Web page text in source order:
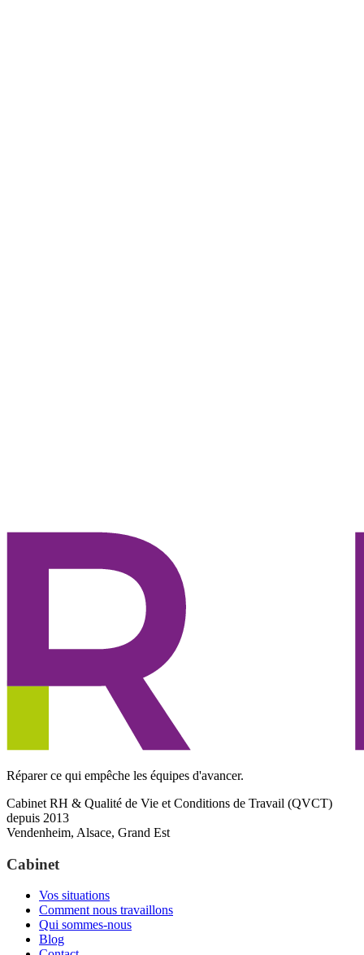
Réparer ce qui empêche les équipes d'avancer.
Cabinet RH & Qualité de Vie et Conditions de Travail (QVCT)
depuis 2013
Vendenheim, Alsace, Grand Est
Cabinet
Vos situations
Comment nous travaillons
Qui sommes-nous
Blog